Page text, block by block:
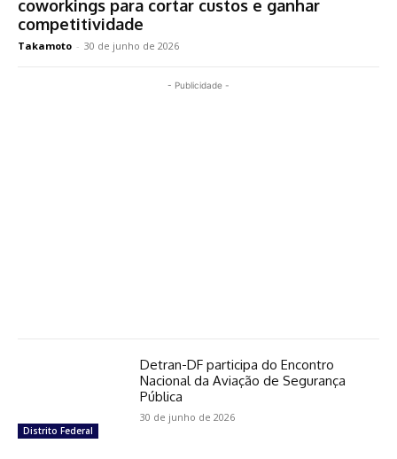
coworkings para cortar custos e ganhar
competitividade
Takamoto - 30 de junho de 2026
- Publicidade -
Distrito Federal
Detran-DF participa do Encontro
Nacional da Aviação de Segurança
Pública
30 de junho de 2026